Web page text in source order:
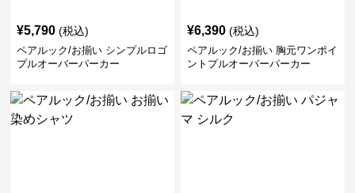
¥5,790 (税込)
ペアルック/お揃い シンプルロゴ
プルオーバーパーカー
¥6,390 (税込)
ペアルック/お揃い 胸元ワンポイ
ントプルオーバーパーカー